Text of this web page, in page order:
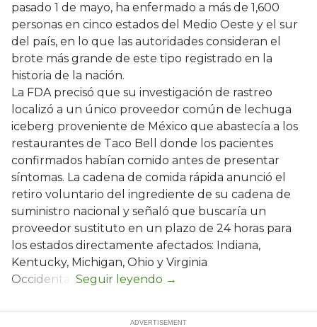
pasado 1 de mayo, ha enfermado a más de 1,600
personas en cinco estados del Medio Oeste y el sur
del país, en lo que las autoridades consideran el
brote más grande de este tipo registrado en la
historia de la nación.
La FDA precisó que su investigación de rastreo
localizó a un único proveedor común de lechuga
iceberg proveniente de México que abastecía a los
restaurantes de Taco Bell donde los pacientes
confirmados habían comido antes de presentar
síntomas. La cadena de comida rápida anunció el
retiro voluntario del ingrediente de su cadena de
suministro nacional y señaló que buscaría un
proveedor sustituto en un plazo de 24 horas para
los estados directamente afectados: Indiana,
Kentucky, Michigan, Ohio y Virginia
Occidental.